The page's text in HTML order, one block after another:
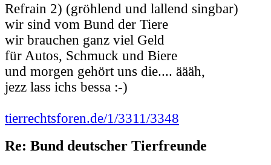
Refrain 2) (gröhlend und lallend singbar)
wir sind vom Bund der Tiere
wir brauchen ganz viel Geld
für Autos, Schmuck und Biere
und morgen gehört uns die.... äääh,
jezz lass ichs bessa :-)
tierrechtsforen.de/1/3311/3348
Re: Bund deutscher Tierfreunde